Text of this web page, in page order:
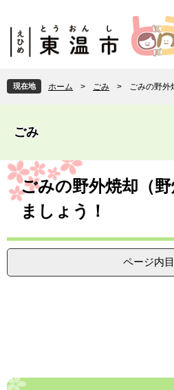
頭
で
飛
ば
へ
現在地 ホーム > ごみ > ごみの野外
ごみ
本
文 ごみの野外焼却（
ましょう！
ページ内